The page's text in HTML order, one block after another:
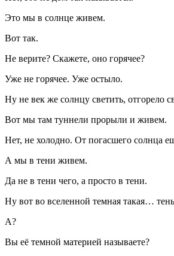
Это мы в солнце живем.
Вот так.
Не верите? Скажете, оно горячее?
Уже не горячее. Уже остыло.
Ну не век же солнцу светить, отгорело
Вот мы там туннели прорыли и живем.
Нет, не холодно. От погасшего солнца
А мы в тени живем.
Да не в тени чего, а просто в тени.
Ну вот во вселенной темная такая…
А?
Вы её темной материей называете?